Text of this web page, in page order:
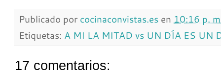
Publicado por cocinaconvistas.es en 10:16 p.
Etiquetas: A MI LA MITAD vs UN DÍA ES UN
17 comentarios: